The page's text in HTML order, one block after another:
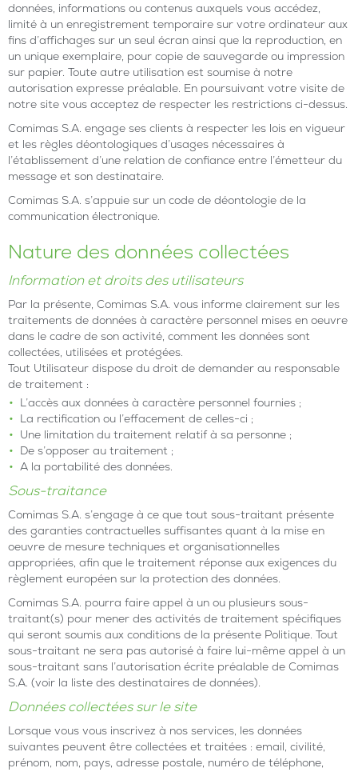
données, informations ou contenus auxquels vous accédez,
limité à un enregistrement temporaire sur votre ordinateur aux
fins d’affichages sur un seul écran ainsi que la reproduction, en
un unique exemplaire, pour copie de sauvegarde ou impression
sur papier. Toute autre utilisation est soumise à notre
autorisation expresse préalable. En poursuivant votre visite de
notre site vous acceptez de respecter les restrictions ci-dessus.
Comimas S.A. engage ses clients à respecter les lois en vigueur
et les règles déontologiques d’usages nécessaires à
l’établissement d’une relation de confiance entre l’émetteur du
message et son destinataire.
Comimas S.A. s’appuie sur un code de déontologie de la
communication électronique.
Nature des données collectées
Information et droits des utilisateurs
Par la présente, Comimas S.A. vous informe clairement sur les
traitements de données à caractère personnel mises en oeuvre
dans le cadre de son activité, comment les données sont
collectées, utilisées et protégées.
Tout Utilisateur dispose du droit de demander au responsable
de traitement :
L’accès aux données à caractère personnel fournies ;
La rectification ou l’effacement de celles-ci ;
Une limitation du traitement relatif à sa personne ;
De s’opposer au traitement ;
A la portabilité des données.
Sous-traitance
Comimas S.A. s’engage à ce que tout sous-traitant présente
des garanties contractuelles suffisantes quant à la mise en
oeuvre de mesure techniques et organisationnelles
appropriées, afin que le traitement réponse aux exigences du
règlement européen sur la protection des données.
Comimas S.A. pourra faire appel à un ou plusieurs sous-
traitant(s) pour mener des activités de traitement spécifiques
qui seront soumis aux conditions de la présente Politique. Tout
sous-traitant ne sera pas autorisé à faire lui-même appel à un
sous-traitant sans l’autorisation écrite préalable de Comimas
S.A. (voir la liste des destinataires de données).
Données collectées sur le site
Lorsque vous vous inscrivez à nos services, les données
suivantes peuvent être collectées et traitées : email, civilité,
prénom, nom, pays, adresse postale, numéro de téléphone,